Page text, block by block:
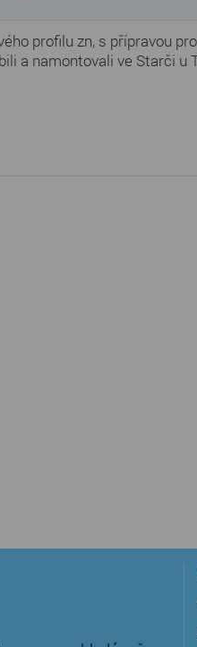
profilu zn, s přípravou
a namontovali ve Starči u